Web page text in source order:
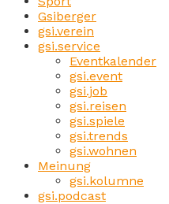
Gsiberger
gsi.verein
gsi.service
Eventkalender
gsi.event
gsi.job
gsi.reisen
gsi.spiele
gsi.trends
gsi.wohnen
Meinung
gsi.kolumne
gsi.podcast